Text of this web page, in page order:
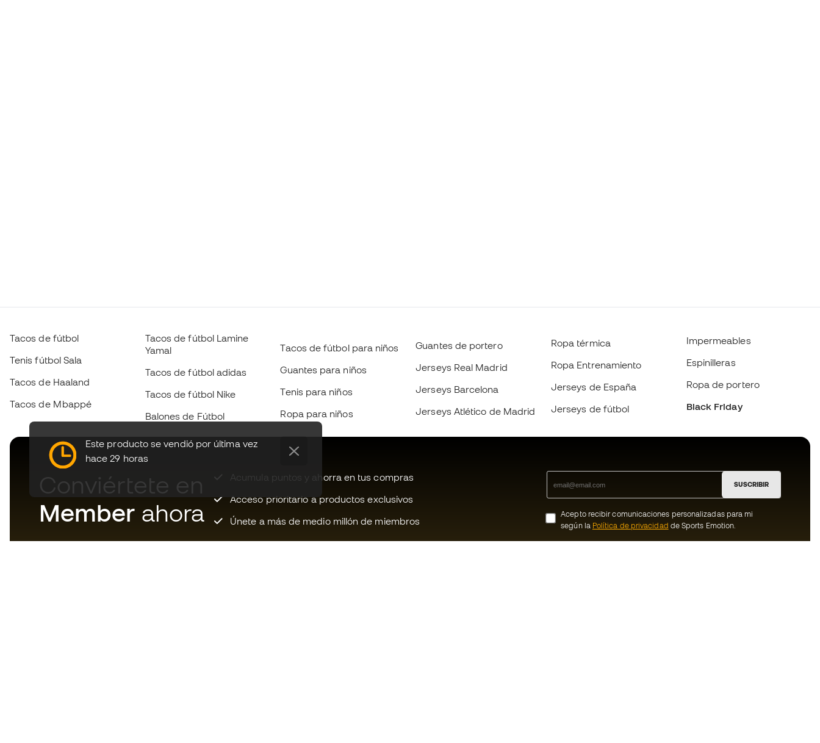
Este producto se vendió por última vez
hace 29 horas
Tacos de fútbol
Tenis fútbol Sala
Tacos de Haaland
Tacos de Mbappé
Tacos de fútbol Lamine
Yamal
Tacos de fútbol adidas
Tacos de fútbol Nike
Balones de Fútbol
Tacos de fútbol para niños
Guantes para niños
Tenis para niños
Ropa para niños
Guantes de portero
Jerseys Real Madrid
Jerseys Barcelona
Jerseys Atlético de Madrid
Ropa térmica
Ropa Entrenamiento
Jerseys de España
Jerseys de fútbol
Impermeables
Espinilleras
Ropa de portero
Black Friday
Conviértete en
Member ahora
Acumula puntos y ahorra en tus compras
Acceso prioritario a productos exclusivos
Únete a más de medio millón de miembros
SUSCRIBIR
Acepto recibir comunicaciones personalizadas para mi
según la Política de privacidad de Sports Emotion.